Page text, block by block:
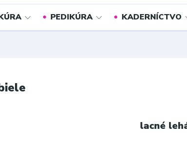
PEDIKÚRA KADERNÍCTVO
lacné